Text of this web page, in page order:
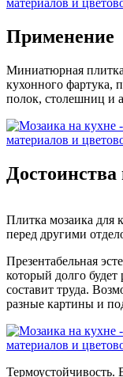
Применение
Миниатюрная
кухонного фартука,
полок, столешниц и
Достоинства
Плитка мозаика для
перед другими
Презентабельная
который долго будет
составит труда.
разные картины и
Термоустойчивость.